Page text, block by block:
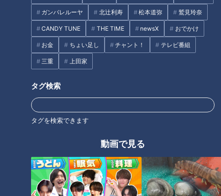
ガンバレルーヤ 北辻利寿 松本道弥 鷲見玲奈
CANDY TUNE THE TIME newsX おでかけ
お金 ちょい足し チャント！ テレビ番組
三重 上田家
タグ検索
タグを検索できます
動画で見る
オススメ関連コンテンツ
得モーニング/戦前から愛され餅
グ/背徳の超高カロリーパン【愛